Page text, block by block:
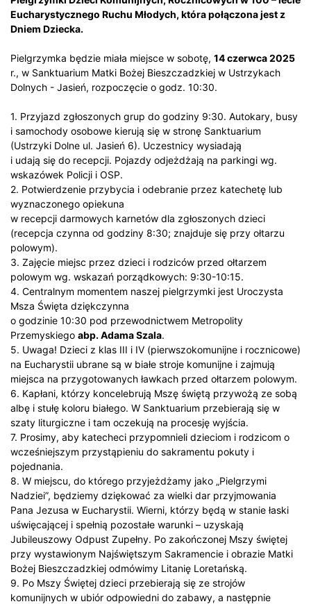
Eucharystycznego Ruchu Młodych, która połączona jest z
Dniem Dziecka.
Pielgrzymka będzie miała miejsce w sobotę, 14 czerwca 2025
r., w Sanktuarium Matki Bożej Bieszczadzkiej w Ustrzykach
Dolnych - Jasień, rozpoczęcie o godz. 10:30.
1. Przyjazd zgłoszonych grup do godziny 9:30. Autokary, busy
i samochody osobowe kierują się w stronę Sanktuarium
(Ustrzyki Dolne ul. Jasień 6). Uczestnicy wysiadają
i udają się do recepcji. Pojazdy odjeżdżają na parkingi wg.
wskazówek Policji i OSP.
2. Potwierdzenie przybycia i odebranie przez katechetę lub
wyznaczonego opiekuna
w recepcji darmowych karnetów dla zgłoszonych dzieci
(recepcja czynna od godziny 8:30; znajduje się przy ołtarzu
polowym).
3. Zajęcie miejsc przez dzieci i rodziców przed ołtarzem
polowym wg. wskazań porządkowych: 9:30-10:15.
4. Centralnym momentem naszej pielgrzymki jest Uroczysta
Msza Święta dziękczynna
o godzinie 10:30 pod przewodnictwem Metropolity
Przemyskiego abp. Adama Szala.
5. Uwaga! Dzieci z klas III i IV (pierwszokomunijne i rocznicowe)
na Eucharystii ubrane są w białe stroje komunijne i zajmują
miejsca na przygotowanych ławkach przed ołtarzem polowym.
6. Kapłani, którzy koncelebrują Mszę świętą przywożą ze sobą
albę i stułę koloru białego. W Sanktuarium przebierają się w
szaty liturgiczne i tam oczekują na procesję wyjścia.
7. Prosimy, aby katecheci przypomnieli dzieciom i rodzicom o
wcześniejszym przystąpieniu do sakramentu pokuty i
pojednania.
8. W miejscu, do którego przyjeżdżamy jako „Pielgrzymi
Nadziei”, będziemy dziękować za wielki dar przyjmowania
Pana Jezusa w Eucharystii. Wierni, którzy będą w stanie łaski
uświęcającej i spełnią pozostałe warunki – uzyskają
Jubileuszowy Odpust Zupełny. Po zakończonej Mszy świętej
przy wystawionym Najświętszym Sakramencie i obrazie Matki
Bożej Bieszczadzkiej odmówimy Litanię Loretańską.
9. Po Mszy Świętej dzieci przebierają się ze strojów
komunijnych w ubiór odpowiedni do zabawy, a następnie